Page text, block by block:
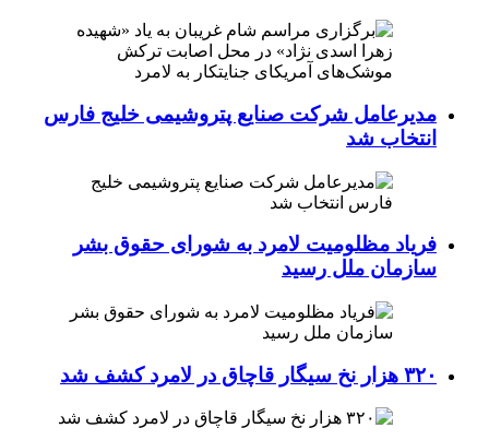
مدیرعامل شرکت صنایع پتروشیمی خلیج فارس
انتخاب شد
فریاد مظلومیت لامرد به شورای حقوق بشر
سازمان ملل رسید
۳۲۰ هزار نخ سیگار قاچاق در لامرد کشف شد